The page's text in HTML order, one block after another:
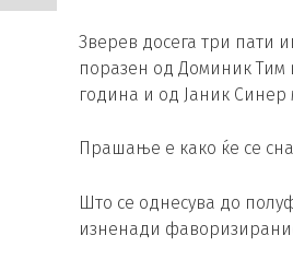
Зверев досега три пати
поразен од Доминик Тим
година и од Јаник Синер
Прашање е како ќе се
Што се однесува до
изненади